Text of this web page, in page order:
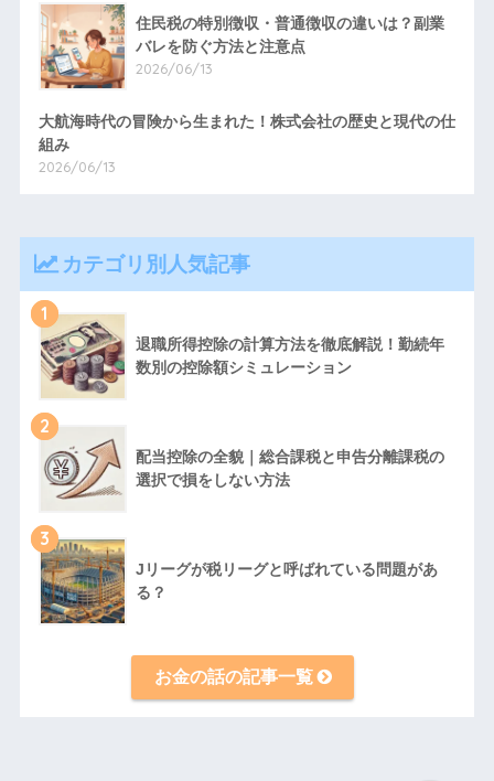
住民税の特別徴収・普通徴収の違いは？副業
バレを防ぐ方法と注意点
2026/06/13
大航海時代の冒険から生まれた！株式会社の歴史と現代の仕
組み
2026/06/13
カテゴリ別人気記事
1
退職所得控除の計算方法を徹底解説！勤続年
数別の控除額シミュレーション
2
配当控除の全貌｜総合課税と申告分離課税の
選択で損をしない方法
3
Jリーグが税リーグと呼ばれている問題があ
る？
お金の話の記事一覧